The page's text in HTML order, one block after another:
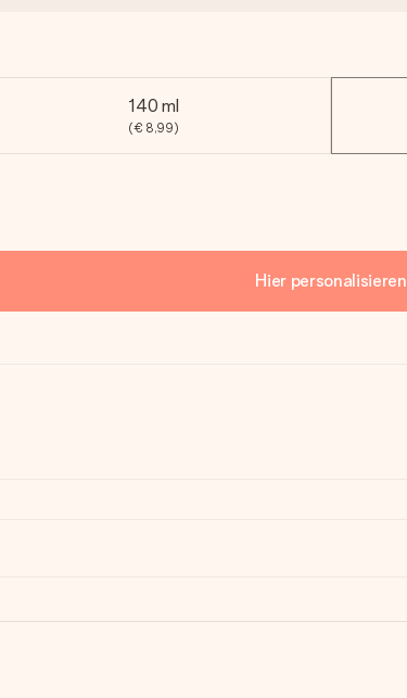
140 ml
(€ 8,99)
Hier personalisieren